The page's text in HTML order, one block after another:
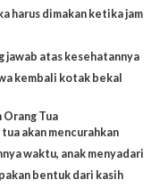
harus dimakan ketika jam
jawab atas kesehatannya
kembali kotak bekal
Tua
akan mencurahkan
waktu, anak menyadari
bentuk dari kasih